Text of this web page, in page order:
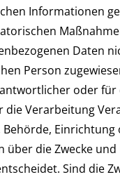
Informationen
Daten
Person
oder für
die Verarbeitung
Behörde,
über die Zwecke
Sind die